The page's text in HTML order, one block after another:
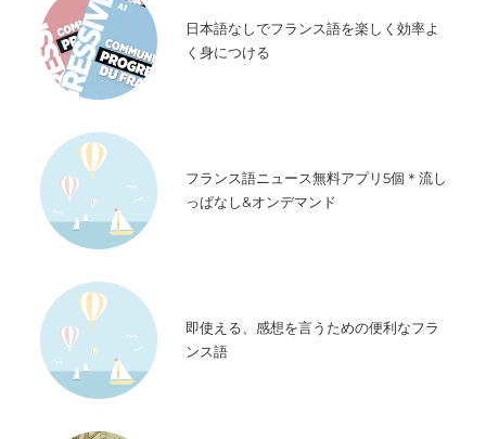
日本語なしでフランス語を楽しく効率よ
く身につける
フランス語ニュース無料アプリ5個＊流し
っぱなし&オンデマンド
即使える、感想を言うための便利なフラ
ンス語